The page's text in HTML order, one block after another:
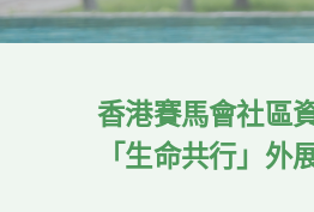
香港賽馬會社區
「生命共行」外